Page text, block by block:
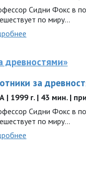
Сидни Фокс в
по миру...
древностями»
за
| 1999 г. | 43 мин. |
Сидни Фокс в
по миру...